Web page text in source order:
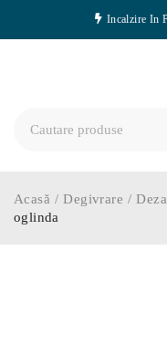
Incalzire In
Acasă / Degivrare /
oglinda